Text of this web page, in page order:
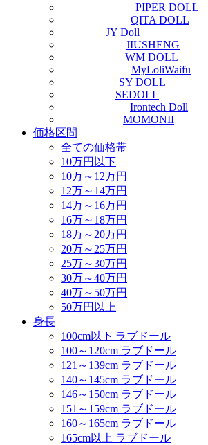
PIPER DOLL
QITA DOLL
JY Doll
JIUSHENG
WM DOLL
MyLoliWaifu
SY DOLL
SEDOLL
Irontech Doll
MOMONII
価格区間
全ての価格帯
10万円以下
10万～12万円
12万～14万円
14万～16万円
16万～18万円
18万～20万円
20万～25万円
25万～30万円
30万～40万円
40万～50万円
50万円以上
身長
100cm以下 ラブドール
100～120cm ラブドール
121～139cm ラブドール
140～145cm ラブドール
146～150cm ラブドール
151～159cm ラブドール
160～165cm ラブドール
165cm以上 ラブドール